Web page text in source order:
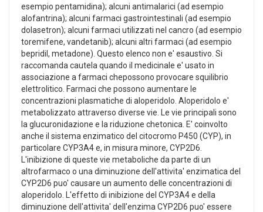
esempio pentamidina); alcuni antimalarici (ad esempio
alofantrina); alcuni farmaci gastrointestinali (ad esempio
dolasetron); alcuni farmaci utilizzati nel cancro (ad esempio
toremifene, vandetanib); alcuni altri farmaci (ad esempio
bepridil, metadone). Questo elenco non e' esaustivo. Si
raccomanda cautela quando il medicinale e' usato in
associazione a farmaci chepossono provocare squilibrio
elettrolitico. Farmaci che possono aumentare le
concentrazioni plasmatiche di aloperidolo. Aloperidolo e'
metabolizzato attraverso diverse vie. Le vie principali sono
la glucuronidazione e la riduzione chetonica. E' coinvolto
anche il sistema enzimatico del citocromo P450 (CYP), in
particolare CYP3A4 e, in misura minore, CYP2D6.
L'inibizione di queste vie metaboliche da parte di un
altrofarmaco o una diminuzione dell'attivita' enzimatica del
CYP2D6 puo' causare un aumento delle concentrazioni di
aloperidolo. L'effetto di inibizione del CYP3A4 e della
diminuzione dell'attivita' dell'enzima CYP2D6 puo' essere